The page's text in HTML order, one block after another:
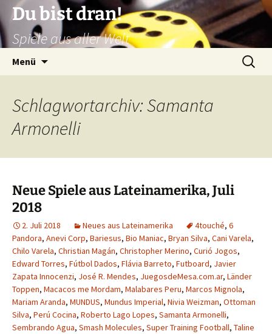
Zum
Inhalt
springen
Du bist dran!
Spiele aus aller Welt
Menü
Suchen
nach:
Schlagwortarchiv: Samanta
Armonelli
Neue Spiele aus Lateinamerika, Juli
2018
2. Juli 2018 Neues aus Lateinamerika 4touché, 6
Pandora, Anevi Corp, Bariesus, Bio Maniac, Bryan Silva, Cani Varela,
Chilo Varela, Christian Magán, Christopher Merino, Curió Jogos,
Edward Torres, Fútbol Dados, Flávia Barreto, Futboard, Javier
Zapata Innocenzi, José R. Mendes, JuegosdeMesa.com.ar, Länder
Toppen, Macacos me Mordam, Malabares Peru, Marcos Mignola,
Mariam Aranda, MUNDUS, Mundus Imperial, Nivia Weizman, Ottoman
Silva, Perú Cocina, Roberto Lago Lopes, Samanta Armonelli,
Sembrando Agua, Smash Molecules, Super Training Football, Taline